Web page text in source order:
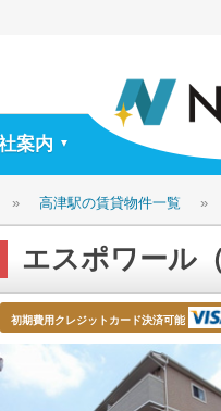
案内 ▼
高津駅の賃貸物件一覧 »
エスポワール
初期費用クレジットカード決済可能